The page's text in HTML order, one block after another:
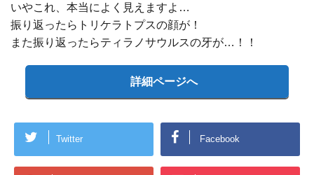
いやこれ、本当によく見えますよ…
振り返ったらトリケラトプスの顔が！
また振り返ったらティラノサウルスの牙が…！！
詳細ページへ
Twitter Facebook